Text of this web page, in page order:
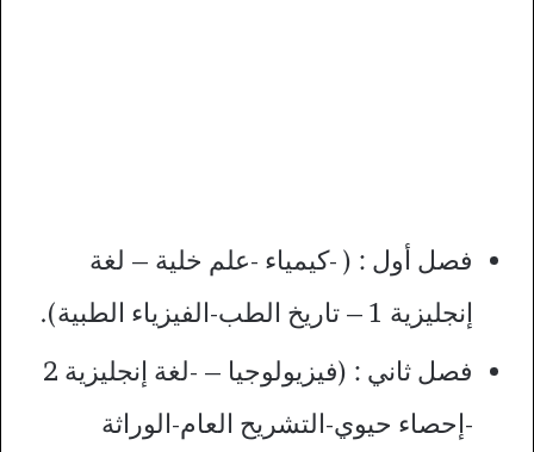
فصل أول : ( -كيمياء -علم خلية – لغة
إنجليزية 1 – تاريخ الطب-الفيزياء الطبية).
فصل ثاني : (فيزيولوجيا – -لغة إنجليزية 2
-إحصاء حيوي-التشريح العام-الوراثة